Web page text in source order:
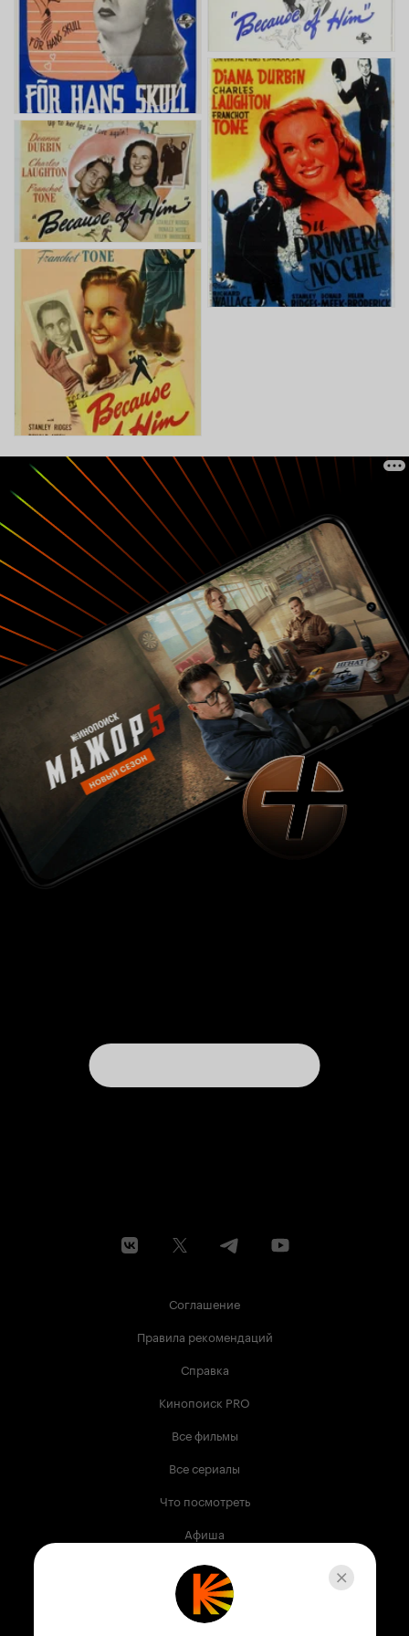
Соглашение
Правила рекомендаций
Справка
Кинопоиск PRO
Все фильмы
Все сериалы
Что посмотреть
Афиша
Музыка
Телепрограмма